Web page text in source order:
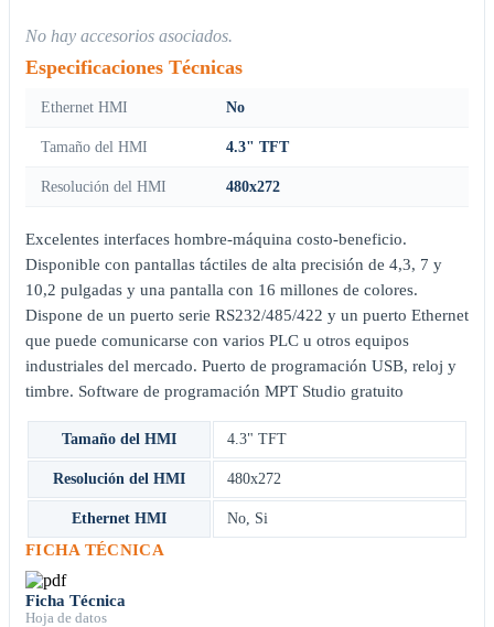
No hay accesorios asociados.
Especificaciones Técnicas
Ethernet HMI No
Tamaño del HMI 4.3" TFT
Resolución del HMI 480x272
Excelentes interfaces hombre-máquina costo-beneficio.
Disponible con pantallas táctiles de alta precisión de 4,3, 7 y
10,2 pulgadas y una pantalla con 16 millones de colores.
Dispone de un puerto serie RS232/485/422 y un puerto Ethernet
que puede comunicarse con varios PLC u otros equipos
industriales del mercado. Puerto de programación USB, reloj y
timbre. Software de programación MPT Studio gratuito
Tamaño del HMI 4.3" TFT
Resolución del HMI 480x272
Ethernet HMI No Si
FICHA TÉCNICA
Ficha Técnica
Hoja de datos